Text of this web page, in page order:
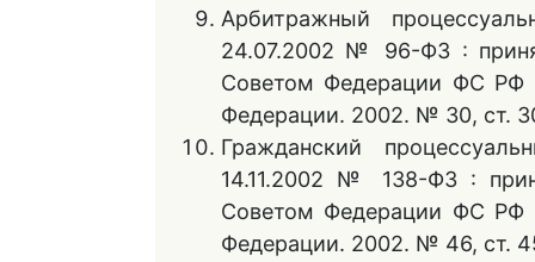
Арбитражный
24.07.2002 № 96-ФЗ :
Советом Федерации ФС РФ
Федерации. 2002. № 30, ст.
Гражданский
14.11.2002 № 138-ФЗ :
Советом Федерации ФС РФ
Федерации. 2002. № 46, ст.